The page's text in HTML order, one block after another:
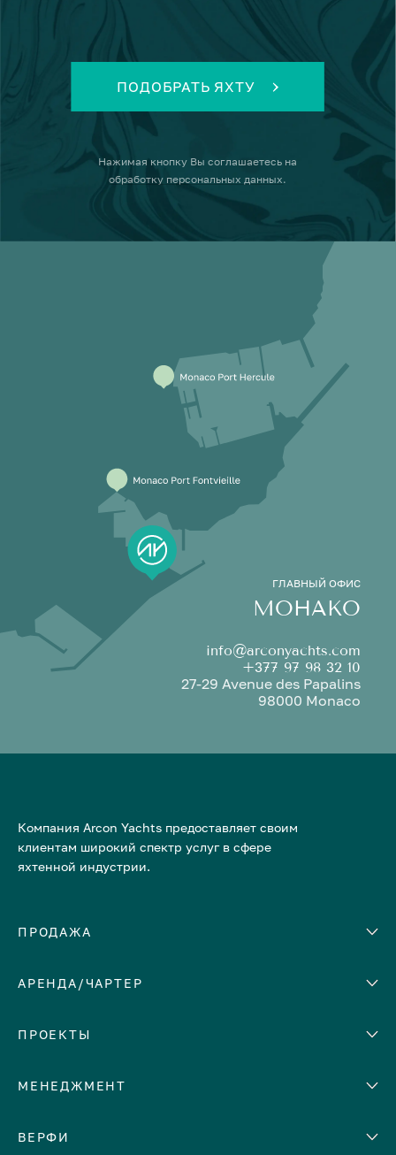
ПОДОБРАТЬ ЯХТУ
Нажимая кнопку Вы соглашаетесь на
обработку персональных данных.
ГЛАВНЫЙ ОФИС
МОНАКО
info@arconyachts.com
+377 97 98 32 10
27-29 Avenue des Papalins
98000 Monaco
Компания Arcon Yachts предоставляет своим
клиентам широкий спектр услуг в сфере
яхтенной индустрии.
ПРОДАЖА
Количество кают
АРЕНДА/ЧАРТЕР
ЕВРОПА
Греция
Испания
ПРОЕКТЫ
МЕНЕДЖМЕНТ
Помощь с продажей яхты
ВЕРФИ